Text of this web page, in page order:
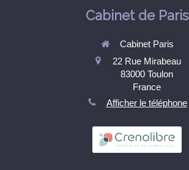
Cabinet de Paris
Cabinet Paris
22 Rue Mirabeau
83000 Toulon
France
Afficher le téléphone